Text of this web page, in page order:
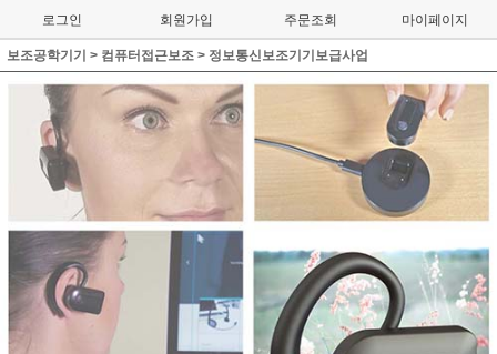
로그인 회원가입 주문조회 마이페이지
보조공학기기 > 컴퓨터접근보조 > 정보통신보조기기보급사업